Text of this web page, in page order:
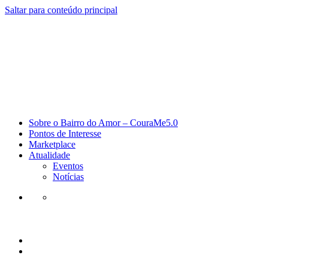
Saltar para conteúdo principal
Sobre o Bairro do Amor – CouraMe5.0
Pontos de Interesse
Marketplace
Atualidade
Eventos
Notícias